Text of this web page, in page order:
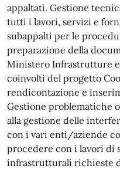
appaltati. Gestione
tutti i lavori, servizi e
subappalti per le
preparazione della
Ministero Infrastrutture
coinvolti del progetto
rendicontazione e
Gestione problematiche
alla gestione delle
con i vari enti/aziende
procedere con i lavori di
infrastrutturali richieste